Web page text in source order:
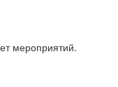
мероприятий.